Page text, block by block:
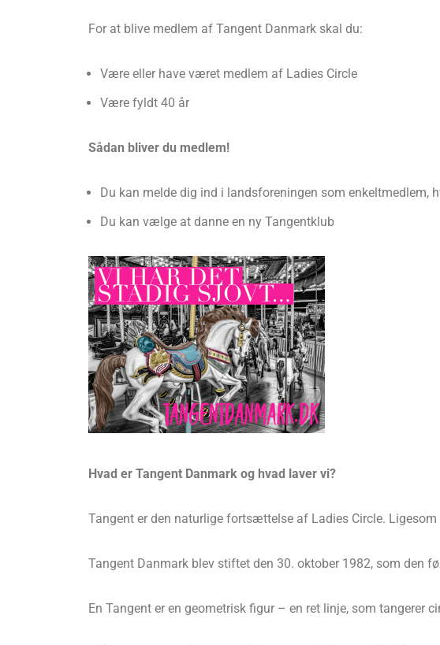
For at blive medlem af Tangent Danmark skal du:
Være eller have været medlem af Ladies Circle
Være fyldt 40 år
Sådan bliver du medlem!
Du kan melde dig ind i landsforeningen som enkeltmedlem,
Du kan vælge at danne en ny Tangentklub
Hvad er Tangent Danmark og hvad laver vi?
Tangent er den naturlige fortsættelse af Ladies Circle.
Tangent Danmark blev stiftet den 30. oktober 1982, som den
En Tangent er en geometrisk figur – en ret linje, som tangerer